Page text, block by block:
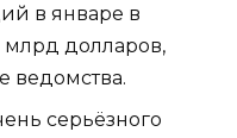
в январе в
млрд долларов,
ведомства.
серьёзного